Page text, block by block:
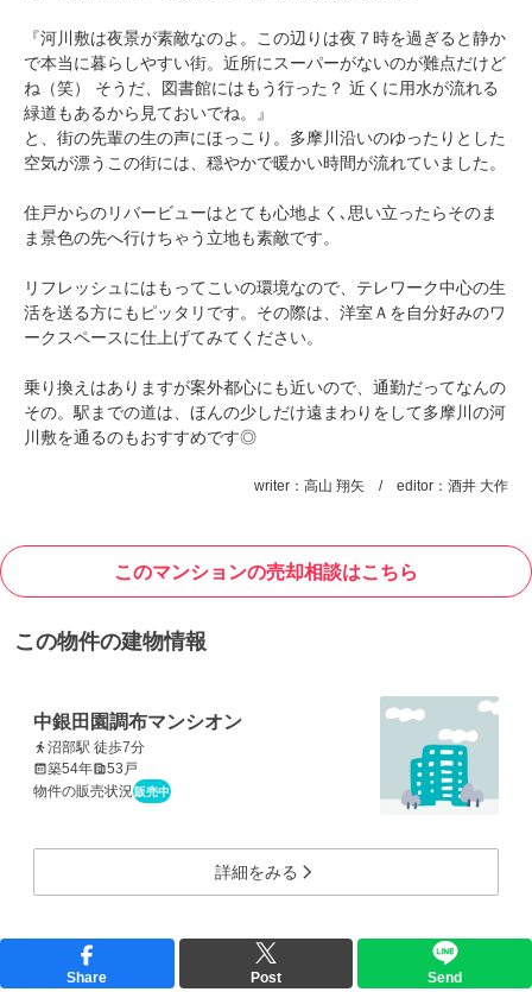
『河川敷は夜景が素敵なのよ。この辺りは夜７時を過ぎると静か
で本当に暮らしやすい街。近所にスーパーがないのが難点だけど
ね（笑） そうだ、図書館にはもう行った？ 近くに用水が流れる
緑道もあるから見ておいでね。』
と、街の先輩の生の声にほっこり。多摩川沿いのゆったりとした
空気が漂うこの街には、穏やかで暖かい時間が流れていました。
住戸からのリバービューはとても心地よく､思い立ったらそのま
ま景色の先へ行けちゃう立地も素敵です。
リフレッシュにはもってこいの環境なので、テレワーク中心の生
活を送る方にもピッタリです。その際は、洋室Ａを自分好みのワ
ークスペースに仕上げてみてください。
乗り換えはありますが案外都心にも近いので、通勤だってなんの
その。駅までの道は、ほんの少しだけ遠まわりをして多摩川の河
川敷を通るのもおすすめです◎
writer：高山 翔矢 / editor：酒井 大作
このマンションの売却相談はこちら
この物件の建物情報
中銀田園調布マンシオン
沼部駅 徒歩7分
築54年
53戸
物件の販売状況販売中
詳細をみる
Share Post Send